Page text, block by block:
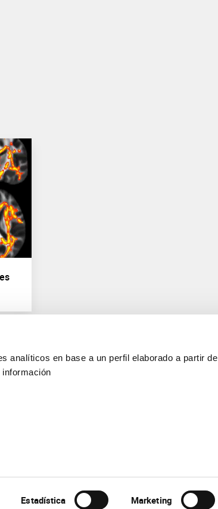
analíticos en base a un perfil elaborado a partir de
información
Estadística Marketing